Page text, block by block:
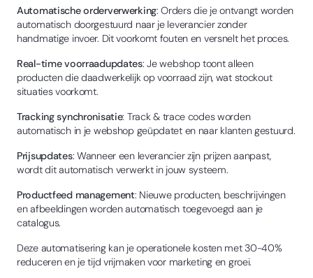
Automatische orderverwerking: Orders die je ontvangt worden
automatisch doorgestuurd naar je leverancier zonder
handmatige invoer. Dit voorkomt fouten en versnelt het proces.
Real-time voorraadupdates: Je webshop toont alleen
producten die daadwerkelijk op voorraad zijn, wat stockout
situaties voorkomt.
Tracking synchronisatie: Track & trace codes worden
automatisch in je webshop geüpdatet en naar klanten gestuurd.
Prijsupdates: Wanneer een leverancier zijn prijzen aanpast,
wordt dit automatisch verwerkt in jouw systeem.
Productfeed management: Nieuwe producten, beschrijvingen
en afbeeldingen worden automatisch toegevoegd aan je
catalogus.
Deze automatisering kan je operationele kosten met 30-40%
reduceren en je tijd vrijmaken voor marketing en groei.